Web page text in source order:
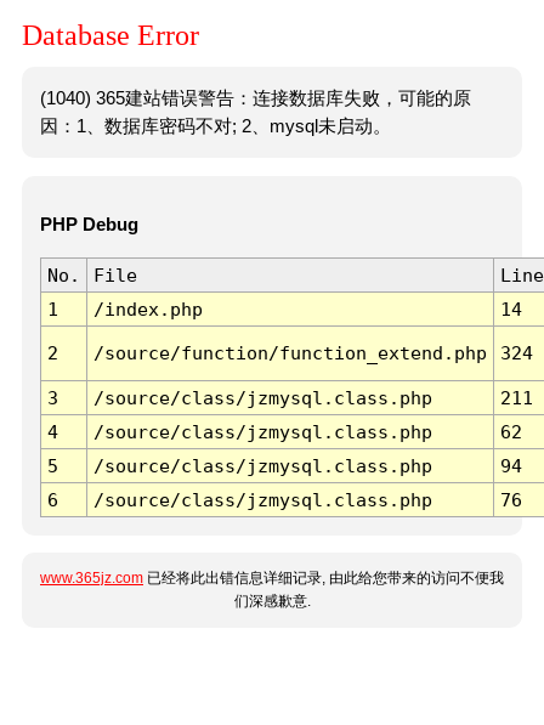
Database Error
(1040) 365建站错误警告：连接数据库失败，可能的原
因：1、数据库密码不对; 2、mysql未启动。
PHP Debug
No. File
Line
1
/index.php 14
2 /source/function/function_extend.php 324
3 /source/class/jzmysql.class.php
211
4
/source/class/jzmysql.class.php
62
5
/source/class/jzmysql.class.php
94
6
/source/class/jzmysql.class.php 76
www.365jz.com 已经将此出错信息详细记录, 由此给您带来的访问不便我
们深感歉意.